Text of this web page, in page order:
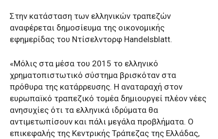
Στην κατάσταση των ελληνικών τραπεζών
αναφέρεται δημοσίευμα της οικονομικής
εφημερίδας του Ντίσελντορφ Handelsblatt.
«Μόλις στα μέσα του 2015 το ελληνικό
χρηματοπιστωτικό σύστημα βρισκόταν στα
πρόθυρα της κατάρρευσης. Η αναταραχή στον
ευρωπαϊκό τραπεζικό τομέα δημιουργεί πλέον νέες
ανησυχίες ότι τα ελληνικά ιδρύματα θα
αντιμετωπίσουν και πάλι μεγάλα προβλήματα. Ο
επικεφαλής της Κεντρικής Τράπεζας της Ελλάδας,